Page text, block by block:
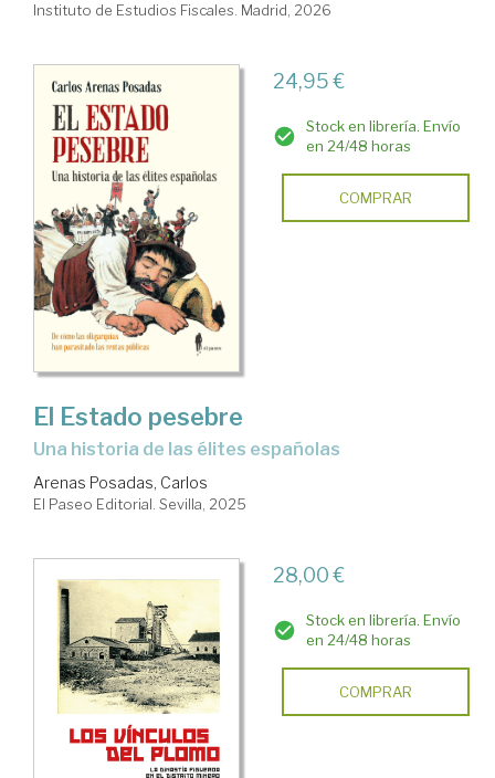
Instituto de Estudios Fiscales. Madrid, 2026
24,95 €
Stock en librería. Envío
en 24/48 horas
COMPRAR
El Estado pesebre
Una historia de las élites españolas
Arenas Posadas, Carlos
El Paseo Editorial. Sevilla, 2025
28,00 €
Stock en librería. Envío
en 24/48 horas
COMPRAR